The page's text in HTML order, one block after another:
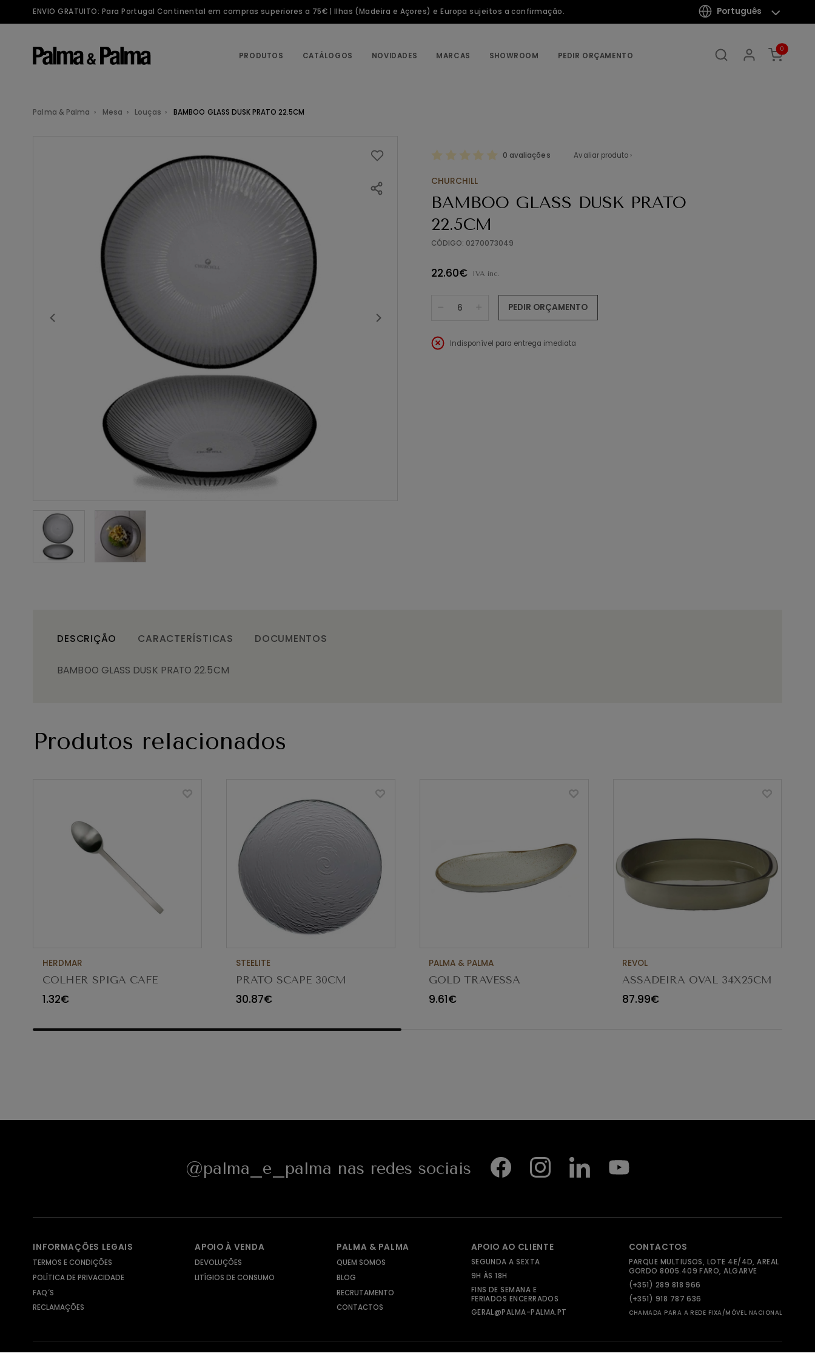
ENVIO GRATUITO: Para Portugal Continental em compras superiores a 75€ | Ilhas (Madeira e Açores) e Europa sujeitos a confirmação. Português
PRODUTOS CATÁLOGOS NOVIDADES MARCAS SHOWROOM PEDIR ORÇAMENTO
0
Palma & Palma Mesa Louças BAMBOO GLASS DUSK PRATO 22.5CM
0 avaliações Avaliar produto ›
CHURCHILL
BAMBOO GLASS DUSK PRATO
22.5CM
CÓDIGO: 0270073049
22.60€ IVA inc.
PEDIR ORÇAMENTO
Indisponível para entrega imediata
DESCRIÇÃO CARACTERÍSTICAS DOCUMENTOS
BAMBOO GLASS DUSK PRATO 22.5CM
Produtos relacionados
HERDMAR
COLHER SPIGA CAFE
1.32€
STEELITE
PRATO SCAPE 30CM
VIDRO TRANSPARENTE
30.87€
PALMA & PALMA
GOLD TRAVESSA
APPETIZER Ø23X12CM
9.61€
REVOL
ASSADEIRA OVAL 34X25CM
CARACTERE CARDAMOMO
87.99€
@palma_e_palma nas redes sociais
INFORMAÇÕES LEGAIS
TERMOS E CONDIÇÕES
POLÍTICA DE PRIVACIDADE
FAQ´S
RECLAMAÇÕES
APOIO À VENDA
DEVOLUÇÕES
LITÍGIOS DE CONSUMO
PALMA & PALMA
QUEM SOMOS
BLOG
RECRUTAMENTO
CONTACTOS
APOIO AO CLIENTE
SEGUNDA A SEXTA
9H ÀS 18H
FINS DE SEMANA E
FERIADOS ENCERRADOS
GERAL@PALMA-PALMA.PT
CONTACTOS
PARQUE MULTIUSOS, LOTE 4E/4D, AREAL
GORDO 8005.409 FARO, ALGARVE
(+351) 289 818 966
(+351) 918 787 636
CHAMADA PARA A REDE FIXA/MÓVEL NACIONAL